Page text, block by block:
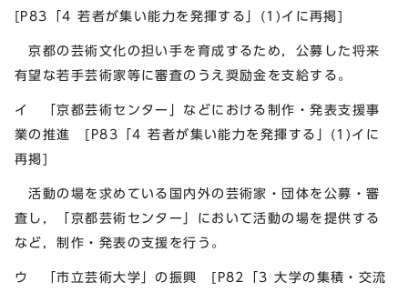
[P83「4 若者が集い能力を発揮する」(1)イに再掲]
京都の芸術文化の担い手を育成するため，公募した将来
有望な若手芸術家等に審査のうえ奨励金を支給する。
イ 「京都芸術センター」などにおける制作・発表支援事
業の推進 [P83「4 若者が集い能力を発揮する」(1)イに
再掲]
活動の場を求めている国内外の芸術家・団体を公募・審
査し，「京都芸術センター」において活動の場を提供する
など，制作・発表の支援を行う。
ウ 「市立芸術大学」の振興 [P82「3 大学の集積・交流